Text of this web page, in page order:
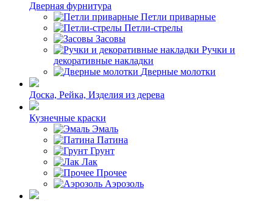
Дверная фурнитура
Петли приварные
Петли-стрелы
Засовы
Ручки и
декоративные накладки
Дверные молотки
Доска, Рейка, Изделия из дерева
Кузнечные краски
Эмаль
Патина
Грунт
Лак
Прочее
Аэрозоль